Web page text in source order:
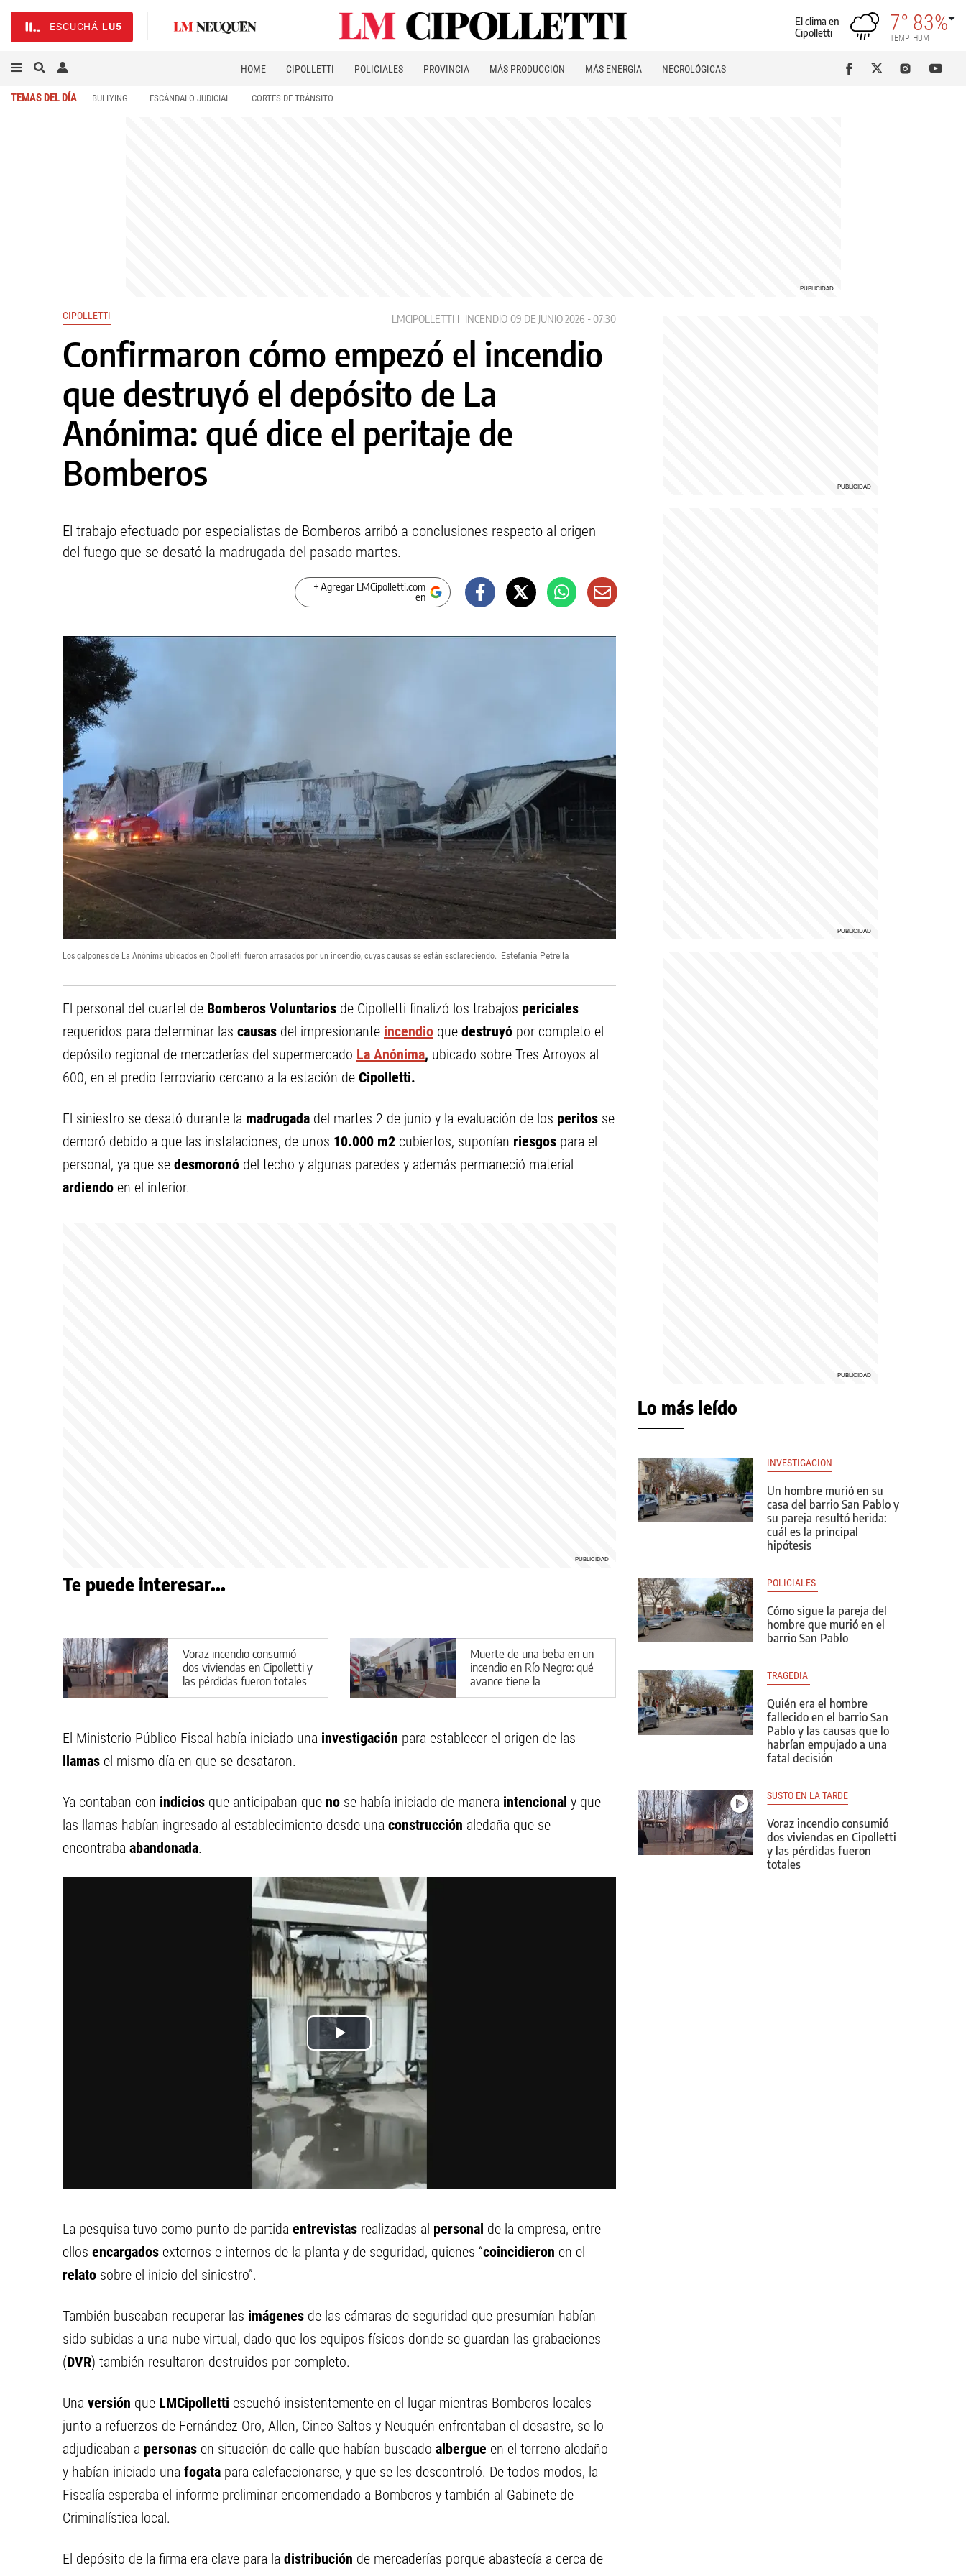
ESCUCHÁ LU5
El clima en
Cipolletti
7°
TEMP
83%
HUM
HOME CIPOLLETTI POLICIALES PROVINCIA MÁS PRODUCCIÓN MÁS ENERGÍA NECROLÓGICAS
TEMAS DEL DÍA BULLYING ESCÁNDALO JUDICIAL CORTES DE TRÁNSITO
CIPOLLETTI LMCIPOLLETTI INCENDIO 09 DE JUNIO 2026 - 07:30
Confirmaron cómo empezó el incendio
que destruyó el depósito de La
Anónima: qué dice el peritaje de
Bomberos
El trabajo efectuado por especialistas de Bomberos arribó a conclusiones respecto al origen
del fuego que se desató la madrugada del pasado martes.
+ Agregar LMCipolletti.com
en
Los galpones de La Anónima ubicados en Cipolletti fueron arrasados por un incendio, cuyas causas se están esclareciendo. Estefania Petrella
El personal del cuartel de Bomberos Voluntarios de Cipolletti finalizó los trabajos periciales
requeridos para determinar las causas del impresionante incendio que destruyó por completo el
depósito regional de mercaderías del supermercado La Anónima, ubicado sobre Tres Arroyos al
600, en el predio ferroviario cercano a la estación de Cipolletti.
El siniestro se desató durante la madrugada del martes 2 de junio y la evaluación de los peritos se
demoró debido a que las instalaciones, de unos 10.000 m2 cubiertos, suponían riesgos para el
personal, ya que se desmoronó del techo y algunas paredes y además permaneció material
ardiendo en el interior.
Te puede interesar...
Voraz incendio consumió
dos viviendas en Cipolletti y
las pérdidas fueron totales
Muerte de una beba en un
incendio en Río Negro: qué
avance tiene la
investigación
El Ministerio Público Fiscal había iniciado una investigación para establecer el origen de las
llamas el mismo día en que se desataron.
Ya contaban con indicios que anticipaban que no se había iniciado de manera intencional y que
las llamas habían ingresado al establecimiento desde una construcción aledaña que se
encontraba abandonada.
La pesquisa tuvo como punto de partida entrevistas realizadas al personal de la empresa, entre
ellos encargados externos e internos de la planta y de seguridad, quienes “coincidieron en el
relato sobre el inicio del siniestro”.
También buscaban recuperar las imágenes de las cámaras de seguridad que presumían habían
sido subidas a una nube virtual, dado que los equipos físicos donde se guardan las grabaciones
(DVR) también resultaron destruidos por completo.
Una versión que LMCipolletti escuchó insistentemente en el lugar mientras Bomberos locales
junto a refuerzos de Fernández Oro, Allen, Cinco Saltos y Neuquén enfrentaban el desastre, se lo
adjudicaban a personas en situación de calle que habían buscado albergue en el terreno aledaño
y habían iniciado una fogata para calefaccionarse, y que se les descontroló. De todos modos, la
Fiscalía esperaba el informe preliminar encomendado a Bomberos y también al Gabinete de
Criminalística local.
El depósito de la firma era clave para la distribución de mercaderías porque abastecía a cerca de
Lo más leído
INVESTIGACIÓN
Un hombre murió en su
casa del barrio San Pablo y
su pareja resultó herida:
cuál es la principal
hipótesis
POLICIALES
Cómo sigue la pareja del
hombre que murió en el
barrio San Pablo
TRAGEDIA
Quién era el hombre
fallecido en el barrio San
Pablo y las causas que lo
habrían empujado a una
fatal decisión
SUSTO EN LA TARDE
Voraz incendio consumió
dos viviendas en Cipolletti
y las pérdidas fueron
totales